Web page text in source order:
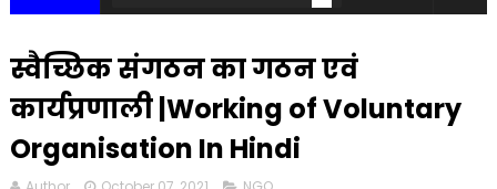
स्वैच्छिक संगठन का गठन एवं
कार्यप्रणाली |Working of Voluntary
Organisation In Hindi